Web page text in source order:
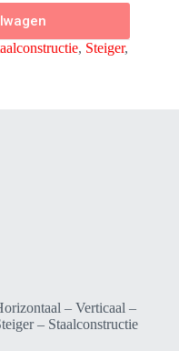
, Steiger,
– Verticaal –
– Staalconstructie